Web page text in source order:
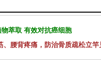
萃取 有效对抗癌细胞
腰背疼痛，防治骨质疏松立竿